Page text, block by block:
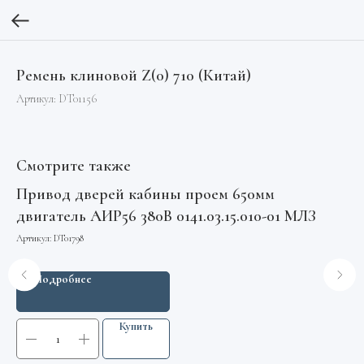
Ремень клиновой Z(0) 710 (Китай)
Артикул: DT01156
Смотрите также
Привод дверей кабины проем 650мм
двигатель АИР56 380В 0141.03.15.010-01 МЛЗ
Артикул: DT01798
Подробнее
Купить